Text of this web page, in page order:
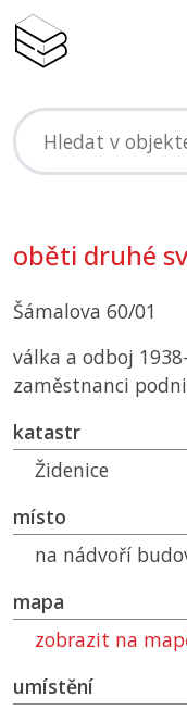
oběti druhé
Šámalova 60/01
válka a odboj
zaměstnanci
katastr
Židenice
místo
na nádvoří
mapa
zobrazit na
umístění